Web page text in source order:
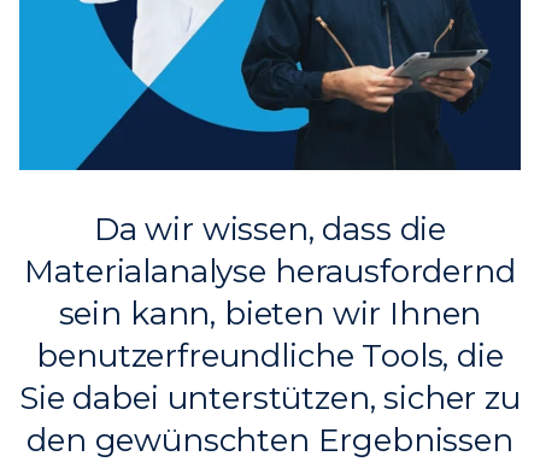
Da wir wissen, dass die
Materialanalyse herausfordernd
sein kann, bieten wir Ihnen
benutzerfreundliche Tools, die
Sie dabei unterstützen, sicher zu
den gewünschten Ergebnissen